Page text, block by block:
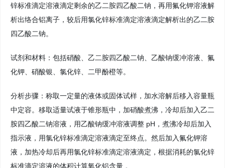
锌标准滴定溶液滴定剩余的乙二胺四乙酸二钠，再用氟化钾溶液解
析出络合铝离子，较后用氯化锌标准滴定溶液滴定解析出的乙二胺
四乙酸二钠。
试剂和材料：包括硝酸、乙二胺四乙酸二钠、乙酸钠缓冲溶液、氟
化钾、硝酸银、氯化锌、二甲酚橙等。
分析步骤：称取一定量的液体或固体试样，加水溶解后移入容量瓶
中定容。移取适量试液于锥形瓶中，加硝酸煮沸，冷却后加入乙二
胺四乙酸二钠溶液，用乙酸钠缓冲溶液调整 pH，煮沸冷却后加入
指示液，用氯化锌标准滴定溶液滴定至终点。然后加入氟化钾溶
液，加热冷却后再用氯化锌标准滴定溶液滴定，根据消耗的氯化锌
标准滴定溶液的体积计算氧化铝含量 。